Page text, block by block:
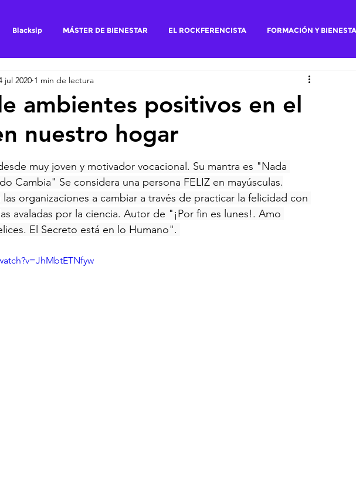
Blacksip MÁSTER DE BIENESTAR EL ROCKFERENCISTA FORMACIÓN Y
ambientes positivos en el
nuestro hogar
jul 2020 1 min de lectura
muy joven y motivador vocacional. Su mantra es "Nada
Cambia" Se considera una persona FELIZ en mayúsculas.
las organizaciones a cambiar a través de practicar la felicidad con
avaladas por la ciencia. Autor de "¡Por fin es lunes!. Amo
El Secreto está en lo Humano".